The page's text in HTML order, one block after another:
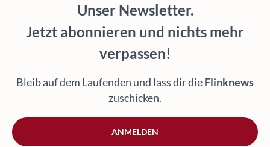
Unser Newsletter.
Jetzt abonnieren und nichts mehr
verpassen!
Bleib auf dem Laufenden und lass dir dieFlinknews
zuschicken.
ANMELDEN